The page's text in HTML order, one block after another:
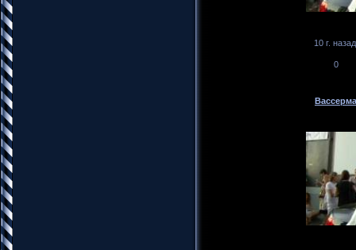
10 г. назад
0